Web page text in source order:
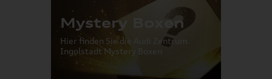
Mystery Boxen
Hier finden Sie die Audi Zentrum
Ingolstadt Mystery Boxen